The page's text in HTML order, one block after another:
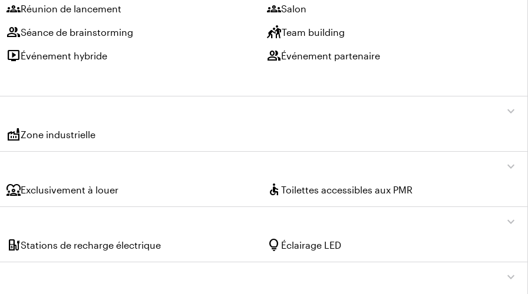
groupsRéunion de lancement groupsSalon
groupSéance de brainstorming sports_kabaddiTeam building
live_tvÉvénement hybride groupÉvénement partenaire
expand_more
factoryZone industrielle
expand_more
diversity_1Exclusivement à louer accessible Toilettes accessibles aux PMR
expand_more
ev_chargerStations de recharge électrique lightbulb Éclairage LED
expand_more